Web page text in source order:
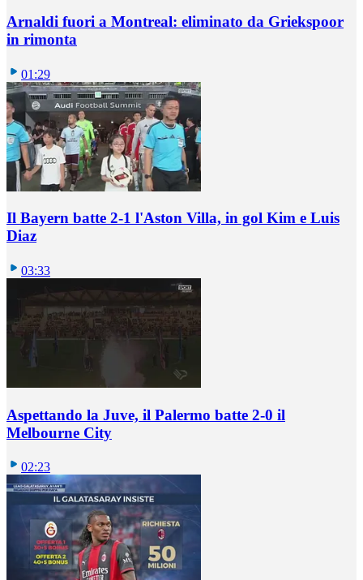
Arnaldi fuori a Montreal: eliminato da Griekspoor
in rimonta
01:29
Il Bayern batte 2-1 l'Aston Villa, in gol Kim e Luis
Diaz
03:33
Aspettando la Juve, il Palermo batte 2-0 il
Melbourne City
02:23